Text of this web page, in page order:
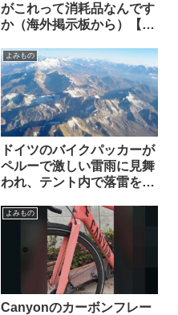
がこれって消耗品なんです
か（海外掲示板から）【丈
よみもの
ドイツのバイクパッカーが
ペルーで激しい雷雨に見舞
われ、テント内で落雷を受
から）
よみもの
Canyonのカーボンフレー